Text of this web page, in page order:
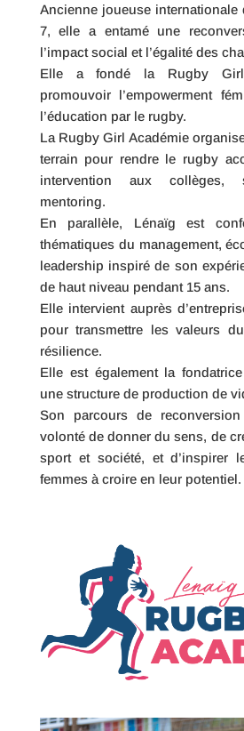
Ancienne joueuse internationale
7, elle a entamé une
l’impact social et l’égalité des
Elle a fondé la Rugby Girl
promouvoir l’empowerment
l’éducation par le rugby.
La Rugby Girl Académie
terrain pour rendre le rugby
intervention aux collèges,
mentoring.
En parallèle, Lénaïg est
thématiques du management,
leadership inspiré de son
de haut niveau pendant 15 ans.
Elle intervient auprès
pour transmettre les valeurs
résilience.
Elle est également la fondatrice
une structure de production de
Son parcours de
volonté de donner du sens, de
sport et société, et d’inspirer
femmes à croire en leur potentiel.